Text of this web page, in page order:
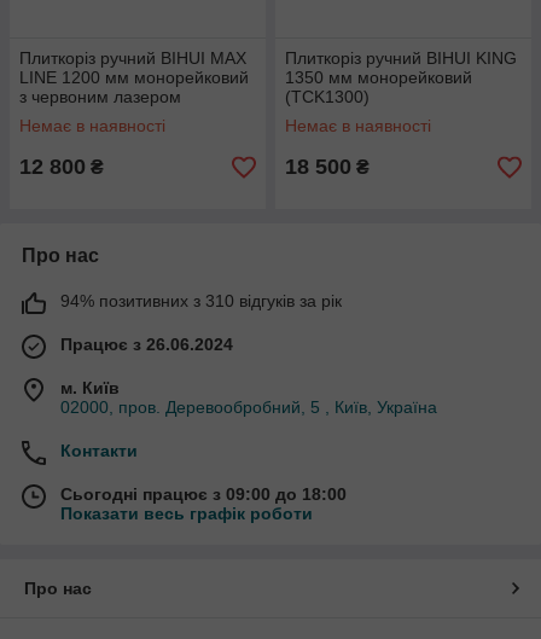
Плиткоріз ручний BIHUI MAX
LINE 1200 мм монорейковий
з червоним лазером
(TCS1200)
Немає в наявності
12 800 ₴
Плиткоріз ручний BIHUI KING
1350 мм монорейковий
(TCK1300)
Немає в наявності
18 500 ₴
Про нас
94% позитивних з 310 відгуків за рік
Працює з 26.06.2024
м. Київ
02000, пров. Деревообробний, 5 , Київ, Україна
Контакти
Сьогодні працює з 09:00 до 18:00
Показати весь графік роботи
Про нас